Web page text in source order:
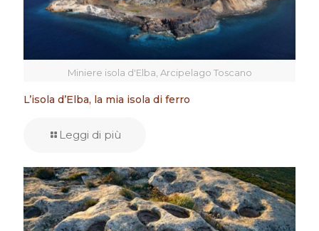
Miniere isola d'Elba, Arcipelago Toscano
L’isola d’Elba, la mia isola di ferro
Leggi di più